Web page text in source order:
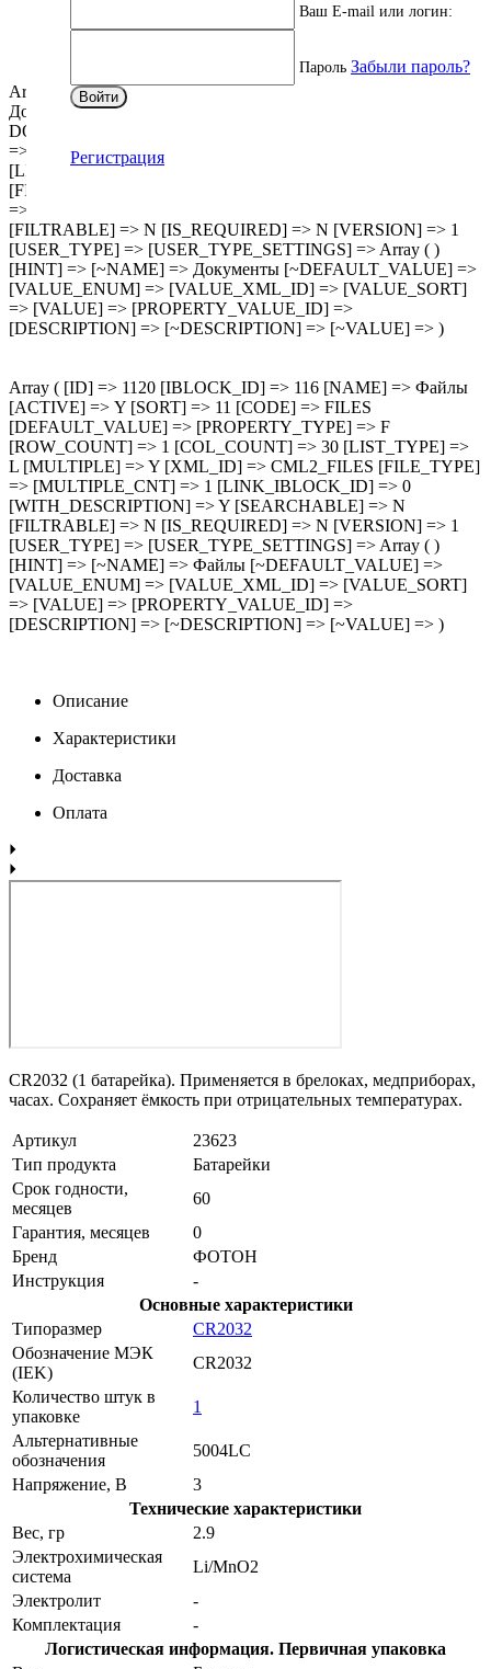
Array ( [ID] => 1121 [IBLOCK_ID] => 116 [NAME] =>
Документы [ACTIVE] => Y [SORT] => 12 [CODE] =>
DOCUMENTS [DEFAULT_VALUE] => [PROPERTY_TYPE]
=> S [ROW_COUNT] => 1 [COL_COUNT] => 30
[LIST_TYPE] => L [MULTIPLE] => Y [XML_ID] => 449
[FILE_TYPE] => [MULTIPLE_CNT] => 5 [LINK_IBLOCK_ID]
=> 0 [WITH_DESCRIPTION] => N [SEARCHABLE] => N
[FILTRABLE] => N [IS_REQUIRED] => N [VERSION] => 1
[USER_TYPE] => [USER_TYPE_SETTINGS] => Array ( )
[HINT] => [~NAME] => Документы [~DEFAULT_VALUE] =>
[VALUE_ENUM] => [VALUE_XML_ID] => [VALUE_SORT]
=> [VALUE] => [PROPERTY_VALUE_ID] =>
[DESCRIPTION] => [~DESCRIPTION] => [~VALUE] => )
Array ( [ID] => 1120 [IBLOCK_ID] => 116 [NAME] => Файлы
[ACTIVE] => Y [SORT] => 11 [CODE] => FILES
[DEFAULT_VALUE] => [PROPERTY_TYPE] => F
[ROW_COUNT] => 1 [COL_COUNT] => 30 [LIST_TYPE] =>
L [MULTIPLE] => Y [XML_ID] => CML2_FILES [FILE_TYPE]
=> [MULTIPLE_CNT] => 1 [LINK_IBLOCK_ID] => 0
[WITH_DESCRIPTION] => Y [SEARCHABLE] => N
[FILTRABLE] => N [IS_REQUIRED] => N [VERSION] => 1
[USER_TYPE] => [USER_TYPE_SETTINGS] => Array ( )
[HINT] => [~NAME] => Файлы [~DEFAULT_VALUE] =>
[VALUE_ENUM] => [VALUE_XML_ID] => [VALUE_SORT]
=> [VALUE] => [PROPERTY_VALUE_ID] =>
[DESCRIPTION] => [~DESCRIPTION] => [~VALUE] => )
Описание
Характеристики
Доставка
Оплата
CR2032 (1 батарейка). Применяется в брелоках, медприборах,
часах. Сохраняет ёмкость при отрицательных температурах.
Артикул
23623
Тип продукта
Батарейки
Срок годности,
месяцев
60
Гарантия, месяцев
0
Бренд
ФОТОН
Инструкция
-
Основные характеристики
Типоразмер
CR2032
Обозначение МЭК
(IEK)
CR2032
Количество штук в
упаковке
1
Альтернативные
обозначения
5004LC
Напряжение, В
3
Технические характеристики
Вес, гр
2.9
Электрохимическая
система
Li/MnO2
Электролит
-
Комплектация
-
Логистическая информация. Первичная упаковка
Ваш E-mail или логин:
Пароль Забыли пароль?
Войти
Регистрация